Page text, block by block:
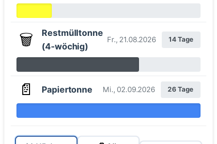
🗑️
Restmülltonne
(4-wöchig)
Fr., 21.08.2026 14 Tage
📄 Papiertonne Mi., 02.09.2026 26 Tage